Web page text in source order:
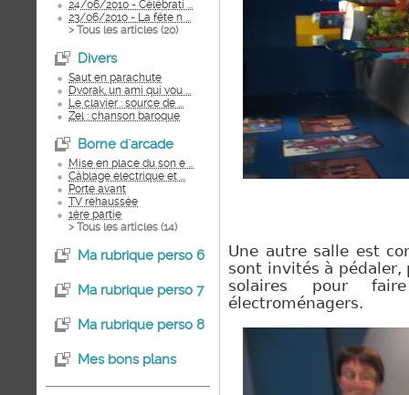
24/06/2010 - Célébrati ...
23/06/2010 - La fête n ...
> Tous les articles (20)
Divers
Saut en parachute
Dvorak, un ami qui vou ...
Le clavier : source de ...
Zel : chanson baroque
Borne d`arcade
Mise en place du son e ...
Câblage électrique et ...
Porte avant
TV réhaussée
1ère partie
> Tous les articles (14)
Ma rubrique perso 6
Ma rubrique perso 7
Ma rubrique perso 8
Mes bons plans
Une autre salle est
sont invités à pédaler,
solaires pour
électroménagers.